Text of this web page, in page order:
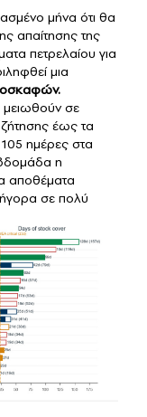
μήνα ότι θα
απαίτησης της
πετρελαίου για
μια
.
μειωθούν σε
έως τα
ημέρες στα
η
αποθέματα
σε πολύ